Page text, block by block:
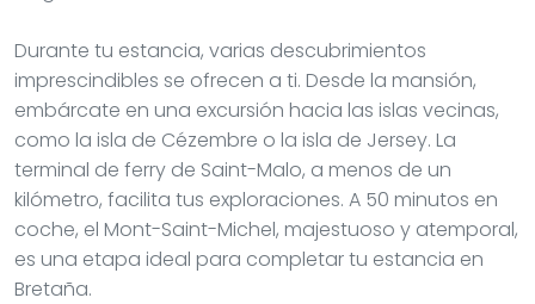
Durante tu estancia, varias descubrimientos
imprescindibles se ofrecen a ti. Desde la mansión,
embárcate en una excursión hacia las islas vecinas,
como la isla de Cézembre o la isla de Jersey. La
terminal de ferry de Saint-Malo, a menos de un
kilómetro, facilita tus exploraciones. A 50 minutos en
coche, el Mont-Saint-Michel, majestuoso y atemporal,
es una etapa ideal para completar tu estancia en
Bretaña.